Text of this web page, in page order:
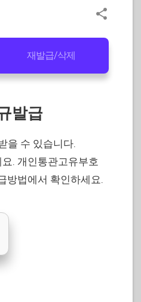
재발급/삭제
발급
을 수 있습니다.
. 개인통관고유부호
방법에서 확인하세요.